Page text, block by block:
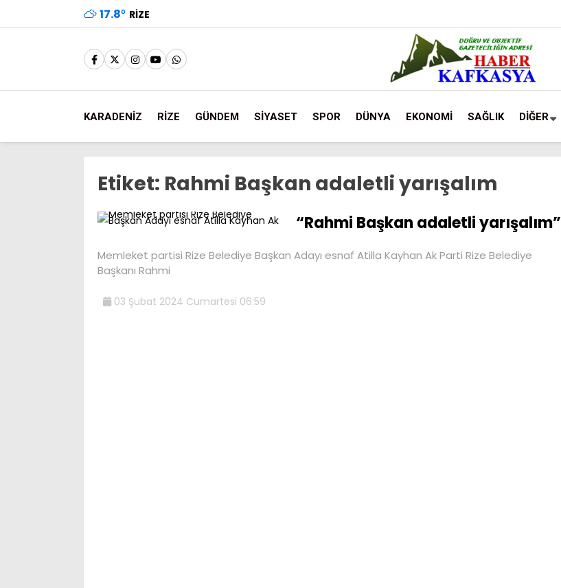
17.8° RIZE
KARADENİZ RİZE GÜNDEM SİYASET SPOR DÜNYA EKONOMİ SAĞLIK DİĞER
Etiket: Rahmi Başkan adaletli yarışalım
“Rahmi Başkan adaletli yarışalım”
Memleket partisi Rize Belediye Başkan Adayı esnaf Atilla Kayhan Ak Parti Rize Belediye
Başkanı Rahmi
03 Şubat 2024 Cumartesi 06:59